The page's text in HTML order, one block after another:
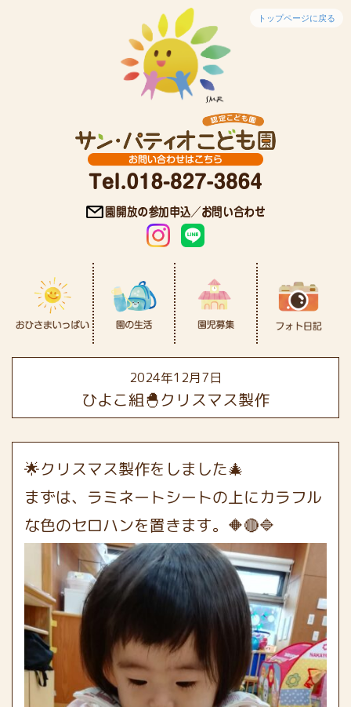
トップページに戻る
2024年12月7日
ひよこ組🐣クリスマス製作
🌟クリスマス製作をしました🎄
まずは、ラミネートシートの上にカラフル
な色のセロハンを置きます。🔶🔴🔷